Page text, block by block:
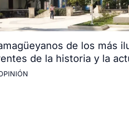
de los más
de la historia y la